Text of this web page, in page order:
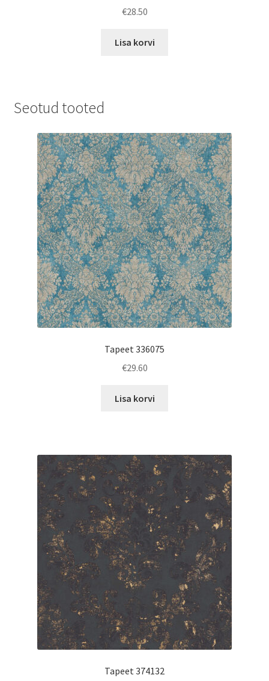
€28.50
Lisa korvi
Seotud tooted
Tapeet 336075
€29.60
Lisa korvi
Tapeet 374132